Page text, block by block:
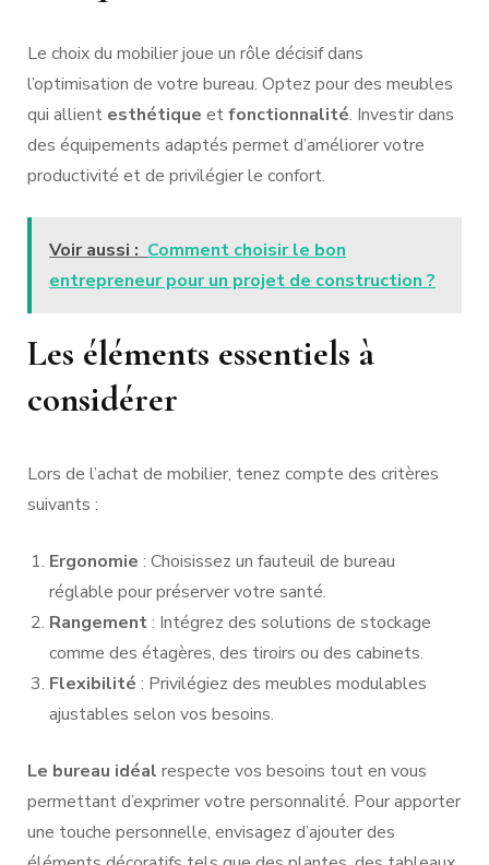
Le choix du mobilier joue un rôle décisif dans
l’optimisation de votre bureau. Optez pour des meubles
qui allient esthétique etfonctionnalité. Investir dans
des équipements adaptés permet d’améliorer votre
productivité et de privilégier le confort.
Voir aussi : Comment choisir le bon
entrepreneur pour un projet de construction ?
Les éléments essentiels à
considérer
Lors de l’achat de mobilier, tenez compte des critères
suivants :
Ergonomie : Choisissez un fauteuil de bureau
réglable pour préserver votre santé.
Rangement: Intégrez des solutions de stockage
comme des étagères, des tiroirs ou des cabinets.
Flexibilité : Privilégiez des meubles modulables
ajustables selon vos besoins.
Le bureau idéal respecte vos besoins tout en vous
permettant d’exprimer votre personnalité. Pour apporter
une touche personnelle, envisagez d’ajouter des